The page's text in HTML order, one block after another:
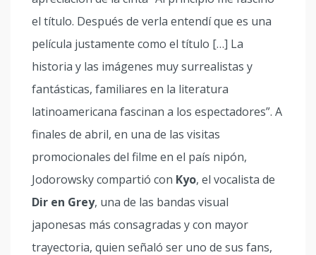
el título. Después de verla entendí que es una
película justamente como el título […] La
historia y las imágenes muy surrealistas y
fantásticas, familiares en la literatura
latinoamericana fascinan a los espectadores”. A
finales de abril, en una de las visitas
promocionales del filme en el país nipón,
Jodorowsky compartió con Kyo, el vocalista de
Dir en Grey, una de las bandas visual
japonesas más consagradas y con mayor
trayectoria, quien señaló ser uno de sus fans,